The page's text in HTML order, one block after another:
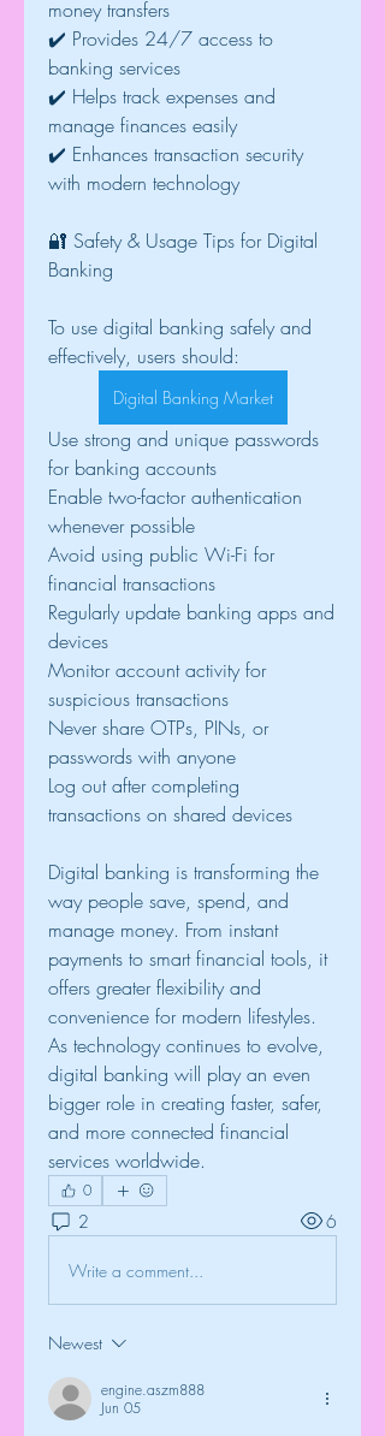
money transfers
✔️ Provides 24/7 access to
banking services
✔️ Helps track expenses and
manage finances easily
✔️ Enhances transaction security
with modern technology
🔐 Safety & Usage Tips for Digital
Banking
To use digital banking safely and
effectively, users should:
Digital Banking Market
Use strong and unique passwords
for banking accounts
Enable two-factor authentication
whenever possible
Avoid using public Wi-Fi for
financial transactions
Regularly update banking apps and
devices
Monitor account activity for
suspicious transactions
Never share OTPs, PINs, or
passwords with anyone
Log out after completing
transactions on shared devices
Digital banking is transforming the
way people save, spend, and
manage money. From instant
payments to smart financial tools, it
offers greater flexibility and
convenience for modern lifestyles.
As technology continues to evolve,
digital banking will play an even
bigger role in creating faster, safer,
and more connected financial
services worldwide.
0
2 6
Write a comment...
Newest
engine.aszm888
Jun 05